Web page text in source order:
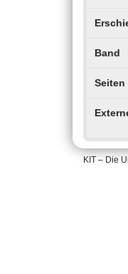
Band
Seiten
KIT – Die